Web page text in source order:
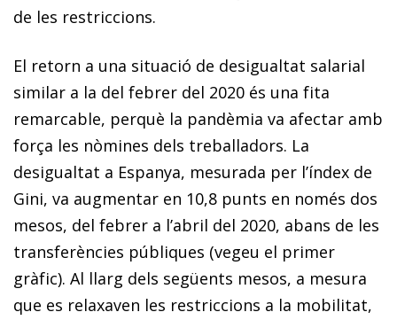
de les restriccions.
El retorn a una situació de desigualtat salarial
similar a la del febrer del 2020 és una fita
remarcable, perquè la pandèmia va afectar amb
força les nòmines dels treballadors. La
desigualtat a Espanya, mesurada per l’índex de
Gini, va augmentar en 10,8 punts en només dos
mesos, del febrer a l’abril del 2020, abans de les
transferències públiques (vegeu el primer
gràfic). Al llarg dels següents mesos, a mesura
que es relaxaven les restriccions a la mobilitat,